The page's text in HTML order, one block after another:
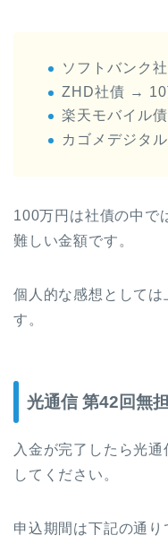
ソフトバンク
ZHD社債 → 10
楽天モバイル
カゴメデジタ
100万円は社債の中で
難しい金額です。
個人的な感想としては
す。
光通信 第42回無
入金が完了したら光
してください。
申込期間は下記の通り